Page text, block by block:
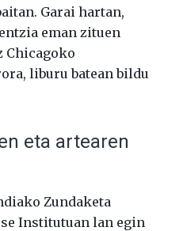
Garai hartan,
eman zituen
liburu batean bildu
eta artearen
Zundaketa
Institutuan lan egin